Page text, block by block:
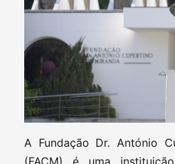
A Fundação Dr. António